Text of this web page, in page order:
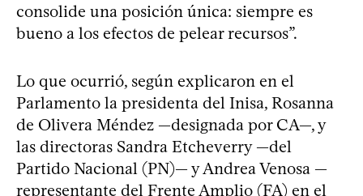
consolide una posición única: siempre es
bueno a los efectos de pelear recursos”.
Lo que ocurrió, según explicaron en el
Parlamento la presidenta del Inisa, Rosanna
de Olivera Méndez —designada por CA—, y
las directoras Sandra Etcheverry —del
Partido Nacional (PN)— y Andrea Venosa —
representante del Frente Amplio (FA) en el